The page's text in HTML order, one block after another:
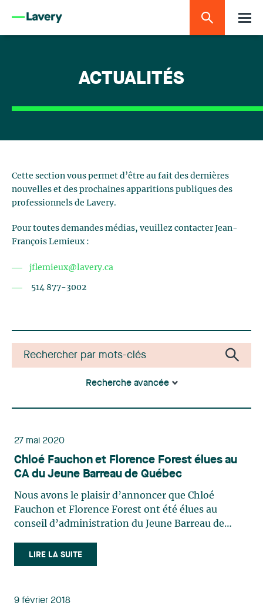
ACTUALITÉS
Cette section vous permet d’être au fait des dernières
nouvelles et des prochaines apparitions publiques des
professionnels de Lavery.
Pour toutes demandes médias, veuillez contacter Jean-
François Lemieux :
jflemieux@lavery.ca
514 877-3002
Recherche avancée
27 mai 2020
Chloé Fauchon et Florence Forest élues au
CA du Jeune Barreau de Québec
Nous avons le plaisir d’annoncer que Chloé
Fauchon et Florence Forest ont été élues au
conseil d’administration du Jeune Barreau de
trésorière et conseillère. Cette implication de deux
avocates de notre bureau de Québec est un
de manière concrète au dynamisme de la
LIRE LA SUITE
9 février 2018